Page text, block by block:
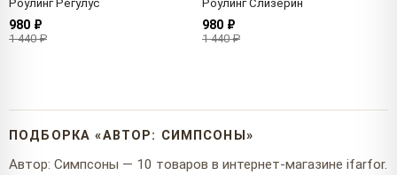
Роулинг Регулус
980 ₽
1 440 ₽
Роулинг Слизерин
980 ₽
1 440 ₽
ПОДБОРКА «АВТОР: СИМПСОНЫ»
Автор: Симпсоны — 10 товаров в интернет-магазине ifarfor.